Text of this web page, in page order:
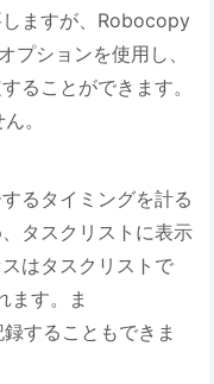
ますが、Robocopy
プションを使用し、
ることができます。
。
るタイミングを計る
タスクリストに表示
はタスクリストで
ます。ま
することもできま